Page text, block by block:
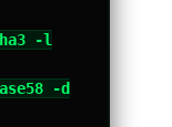
-l
-d